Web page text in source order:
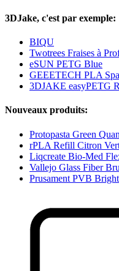
3DJake, c'est par exemple:
BIQU
Twotrees Fraises à
eSUN PETG Blue
GEEETECH PLA
3DJAKE easyPETG
Nouveaux produits:
Protopasta Green
rPLA Refill Citron
Liqcreate Bio-Med
Vallejo Glass Fiber
Prusament PVB